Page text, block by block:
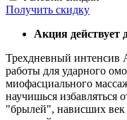
Получить скидку
Акция действует
Трехдневный интенсив
работы для ударного
миофасциального
научишься избавляться
"брылей", нависших век